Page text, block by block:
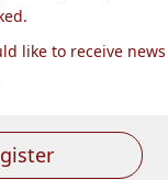
like to receive